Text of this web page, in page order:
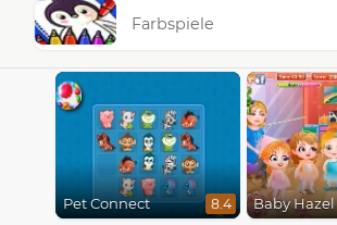
Farbspiele
Pet Connect 8.4